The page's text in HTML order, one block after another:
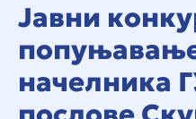
Јавни
начелника